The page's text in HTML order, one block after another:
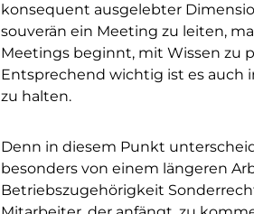
konsequent ausgelebter
souverän ein Meeting zu leiten,
Meetings beginnt, mit Wissen zu
Entsprechend wichtig ist es auch
zu halten.
Denn in diesem Punkt
besonders von einem längeren
Betriebszugehörigkeit